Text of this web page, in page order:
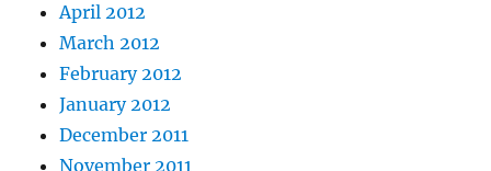
April 2012
March 2012
February 2012
January 2012
December 2011
November 2011